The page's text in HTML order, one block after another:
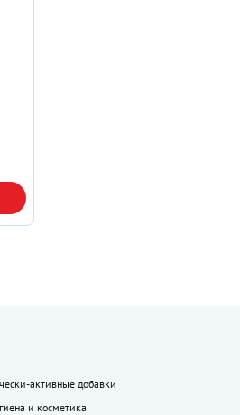
активные добавки
и косметика